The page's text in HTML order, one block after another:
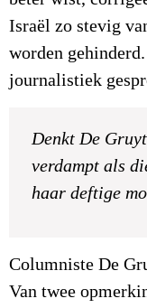
Israël zo stevig
worden
journalistiek
Denkt De
verdampt als
haar deftige
Columniste De
Van twee